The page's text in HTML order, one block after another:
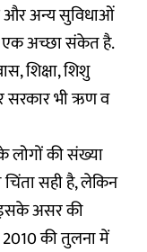
और अन्य सुविधाओं
एक अच्छा संकेत है.
शिक्षा, शिशु
सरकार भी ऋण व
लोगों की संख्या
सही है, लेकिन
इसके असर की
की तुलना में